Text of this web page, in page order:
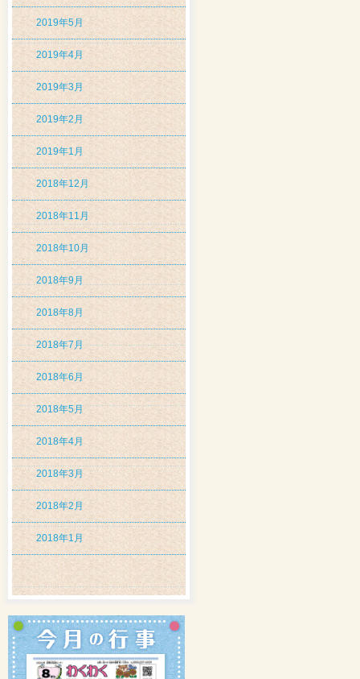
2019年5月
2019年4月
2019年3月
2019年2月
2019年1月
2018年12月
2018年11月
2018年10月
2018年9月
2018年8月
2018年7月
2018年6月
2018年5月
2018年4月
2018年3月
2018年2月
2018年1月